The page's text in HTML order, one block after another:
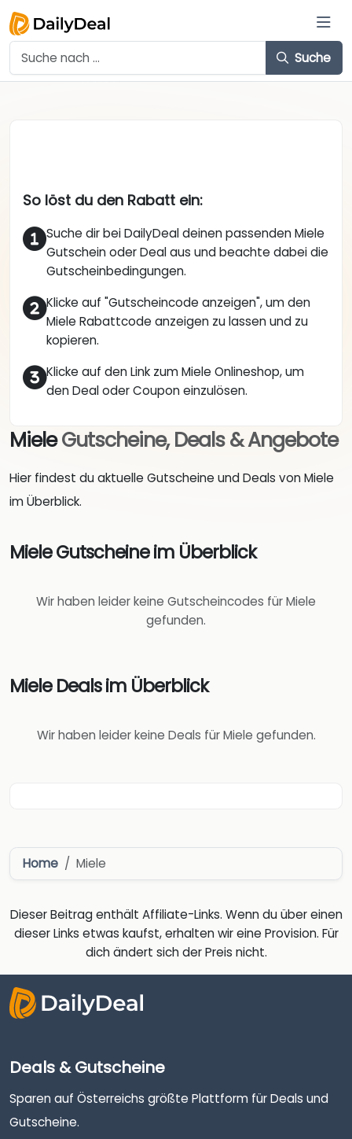
Suche
So löst du den Rabatt ein:
Suche dir bei DailyDeal deinen passenden Miele
Gutschein oder Deal aus und beachte dabei die
Gutscheinbedingungen.
Klicke auf "Gutscheincode anzeigen", um den
Miele Rabattcode anzeigen zu lassen und zu
kopieren.
Klicke auf den Link zum Miele Onlineshop, um
den Deal oder Coupon einzulösen.
MieleGutscheine, Deals & Angebote
Hier findest du aktuelle Gutscheine und Deals von Miele
im Überblick.
Miele Gutscheine im Überblick
Wir haben leider keine Gutscheincodes für Miele
gefunden.
Miele Deals im Überblick
Wir haben leider keine Deals für Miele gefunden.
Home Miele
Dieser Beitrag enthält Affiliate-Links. Wenn du über einen
dieser Links etwas kaufst, erhalten wir eine Provision. Für
dich ändert sich der Preis nicht.
Deals & Gutscheine
Sparen auf Österreichs größte Plattform für Deals und
Gutscheine.